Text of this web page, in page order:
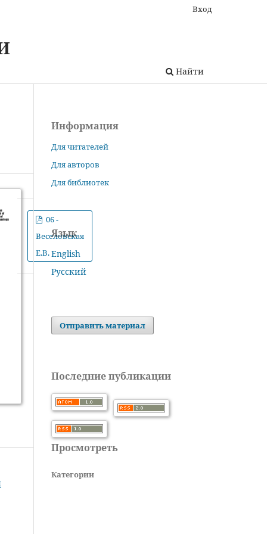
Найти
Вход
06 -
Веселовская
Е.В.
Информация
Для читателей
Для авторов
Для библиотек
Язык
English
Русский
Отправить материал
Последние публикации
Просмотреть
Категории